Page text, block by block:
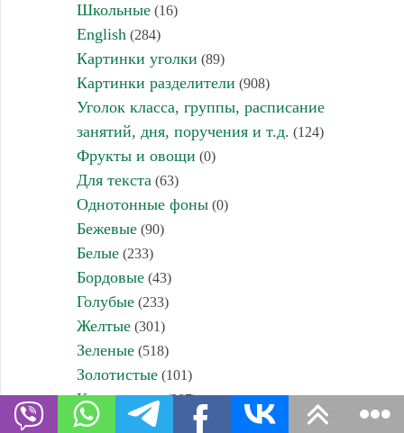
Школьные(16)
English (284)
Картинки уголки (89)
Картинки разделители (908)
Уголок класса, группы, расписание
занятий, дня, поручения и т.д. (124)
Фрукты и овощи (0)
Для текста (63)
Однотонные фоны(0)
Бежевые(90)
Белые(233)
Бордовые(43)
Голубые(233)
Желтые(301)
Зеленые(518)
Золотистые(101)
Коричневые(207)
Красные (282)